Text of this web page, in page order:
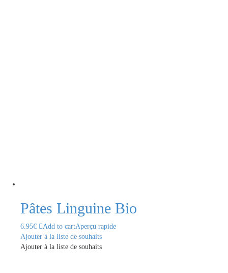
Pâtes Linguine Bio
6.95€ Add to cartAperçu rapide
Ajouter à la liste de souhaits
Ajouter à la liste de souhaits